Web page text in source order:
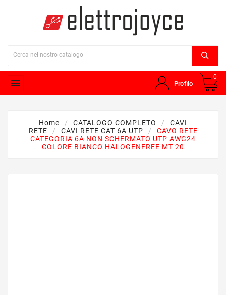
 Profilo
0
Home CATALOGO COMPLETO
CAVI
RETE
CAVI RETE CAT 6A UTP
CAVO RETE
CATEGORIA 6A NON SCHERMATO UTP AWG24
COLORE BIANCO HALOGENFREE MT 20